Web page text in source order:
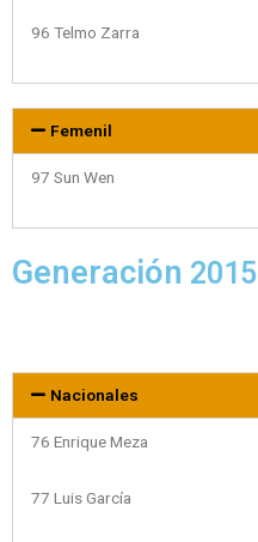
96 Telmo Zarra
Femenil
97 Sun Wen
Generación 2015
Nacionales
76 Enrique Meza
77 Luis García